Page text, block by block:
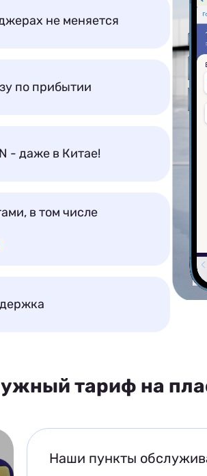
не меняется
по прибытии
- даже в Китае!
в том числе
тариф на
Наши пункты